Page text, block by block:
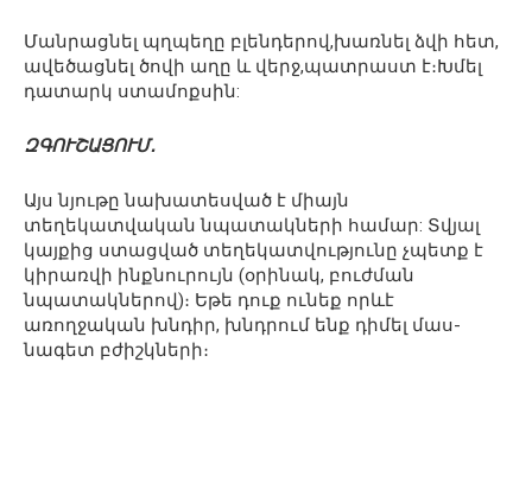
Մանրացնել պղպեղը բլենդերով,խառնել ձվի հետ,
ավեծացնել ծովի աղը և վերջ,պատրաստ է։Խմել
դատարկ ստամոքսին:
ԶԳՈՒՇԱՑՈՒՄ․
Այս նյութը նախատեսված է միայն
տեղեկատվական նպատակների համար: Տվյալ
կայքից ստացված տեղեկատվությունը չպետք է
կիրառվի ինքնուրույն (օրինակ, բուժման
նպատակներով)։ Եթե դուք ունեք որևէ
առողջական խնդիր, խնդրում ենք դիմել մաս-
նագետ բժիշկների։